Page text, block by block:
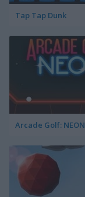
Tap Tap Dunk
Arcade Golf: NEON